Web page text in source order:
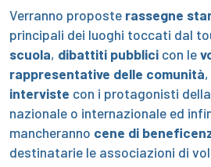
Verranno proposte rassegne
principali dei luoghi toccati dal
scuola, dibattiti pubblici con le
rappresentative delle comunità
interviste con i protagonisti
nazionale o internazionale ed
mancheranno cene di
destinatarie le associazioni di